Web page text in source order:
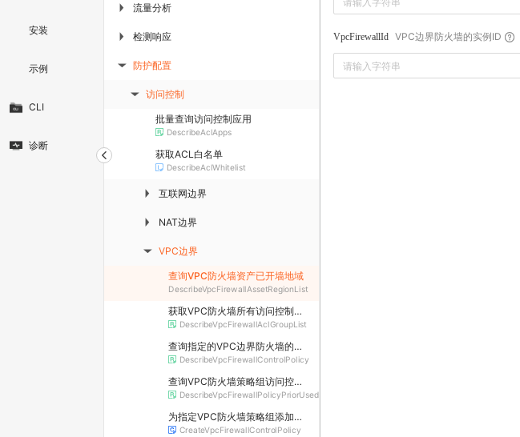
安装
示例
CLI
诊断
▶ 流量分析
▶ 检测响应
▶ 防护配置
▶ 访问控制
批量查询访问控制应用
DescribeAclApps
获取ACL白名单
DescribeAclWhitelist
▶ 互联网边界
▶ NAT边界
▶ VPC边界
查询VPC防火墙资产已开墙地域
DescribeVpcFirewallAssetRegionList
获取VPC防火墙所有访问控制策略组信息
DescribeVpcFirewallAclGroupList
查询指定的VPC边界防火墙的所有访问控制策略信息
DescribeVpcFirewallControlPolicy
查询VPC防火墙策略组访问控制策略优先级生效范围
DescribeVpcFirewallPolicyPriorUsed
为指定VPC防火墙策略组添加访问控制策略
CreateVpcFirewallControlPolicy
VpcFirewallId VPC边界防火墙的实例ID